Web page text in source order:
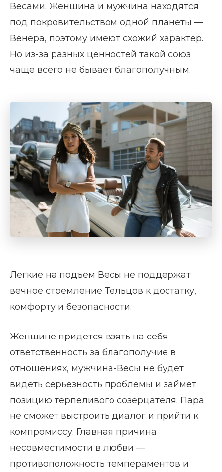
Весами. Женщина и мужчина находятся
под покровительством одной планеты —
Венера, поэтому имеют схожий характер.
Но из-за разных ценностей такой союз
чаще всего не бывает благополучным.
Легкие на подъем Весы не поддержат
вечное стремление Тельцов к достатку,
комфорту и безопасности.
Женщине придется взять на себя
ответственность за благополучие в
отношениях, мужчина-Весы не будет
видеть серьезность проблемы и займет
позицию терпеливого созерцателя. Пара
не сможет выстроить диалог и прийти к
компромиссу. Главная причина
несовместимости в любви —
противоположность темпераментов и